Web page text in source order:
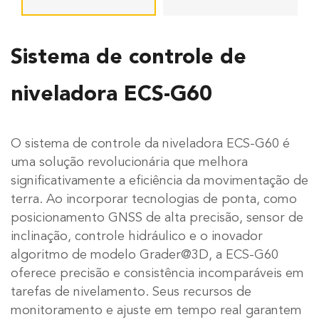
Sistema de controle de
niveladora ECS-G60
O sistema de controle da niveladora ECS-G60 é
uma solução revolucionária que melhora
significativamente a eficiência da movimentação de
terra. Ao incorporar tecnologias de ponta, como
posicionamento GNSS de alta precisão, sensor de
inclinação, controle hidráulico e o inovador
algoritmo de modelo Grader@3D, a ECS-G60
oferece precisão e consistência incomparáveis em
tarefas de nivelamento. Seus recursos de
monitoramento e ajuste em tempo real garantem